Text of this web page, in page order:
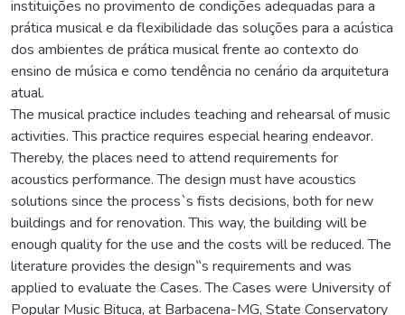
instituições no provimento de condições adequadas para a
prática musical e da flexibilidade das soluções para a acústica
dos ambientes de prática musical frente ao contexto do
ensino de música e como tendência no cenário da arquitetura
atual.
The musical practice includes teaching and rehearsal of music
activities. This practice requires especial hearing endeavor.
Thereby, the places need to attend requirements for
acoustics performance. The design must have acoustics
solutions since the process`s fists decisions, both for new
buildings and for renovation. This way, the building will be
enough quality for the use and the costs will be reduced. The
literature provides the design‟s requirements and was
applied to evaluate the Cases. The Cases were University of
Popular Music Bituca, at Barbacena-MG, State Conservatory